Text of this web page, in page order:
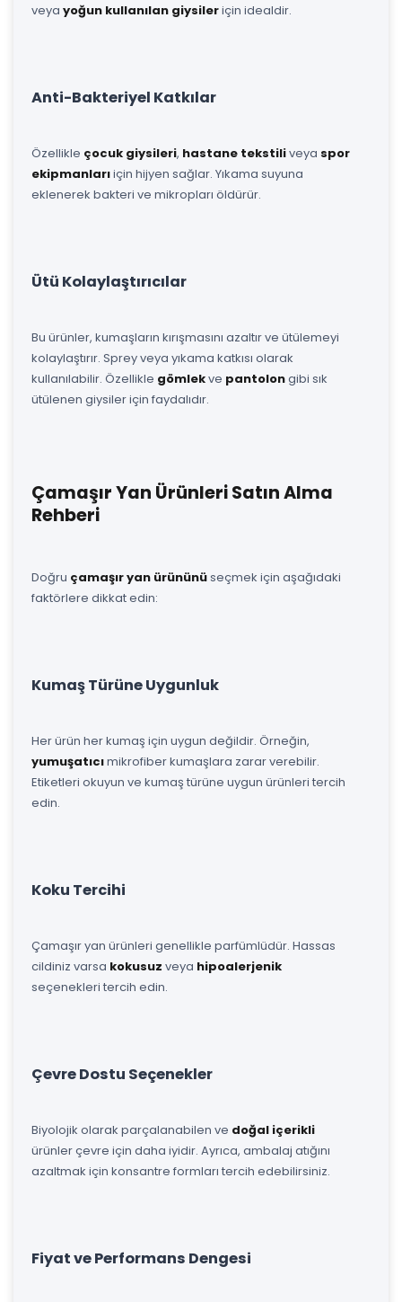
veya yoğun kullanılan giysileriçin idealdir.
Anti-Bakteriyel Katkılar
Özellikle çocuk giysileri, hastane tekstiliveya spor
ekipmanlarıiçin hijyen sağlar. Yıkama suyuna
eklenerek bakteri ve mikropları öldürür.
Ütü Kolaylaştırıcılar
Bu ürünler, kumaşların kırışmasını azaltır ve ütülemeyi
kolaylaştırır. Sprey veya yıkama katkısı olarak
kullanılabilir. Özellikle gömlekve pantolongibi sık
ütülenen giysiler için faydalıdır.
Çamaşır Yan Ürünleri Satın Alma
Rehberi
Doğru çamaşır yan ürününüseçmek için aşağıdaki
faktörlere dikkat edin:
Kumaş Türüne Uygunluk
Her ürün her kumaş için uygun değildir. Örneğin,
yumuşatıcımikrofiber kumaşlara zarar verebilir.
Etiketleri okuyun ve kumaş türüne uygun ürünleri tercih
edin.
Koku Tercihi
Çamaşır yan ürünleri genellikle parfümlüdür. Hassas
cildiniz varsa kokusuz veya hipoalerjenik
seçenekleri tercih edin.
Çevre Dostu Seçenekler
Biyolojik olarak parçalanabilen ve doğal içerikli
ürünler çevre için daha iyidir. Ayrıca, ambalaj atığını
azaltmak için konsantre formları tercih edebilirsiniz.
Fiyat ve Performans Dengesi